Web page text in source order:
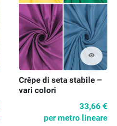
visibility
Crêpe di seta stabile –
vari colori
33,66 €
per metro lineare